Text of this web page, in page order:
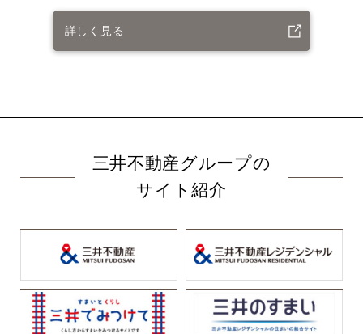
詳しく見る
三井不動産グループの
サイト紹介